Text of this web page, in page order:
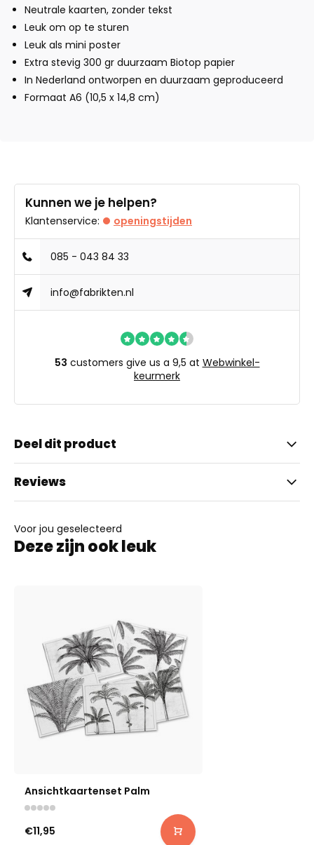
Neutrale kaarten, zonder tekst
Leuk om op te sturen
Leuk als mini poster
Extra stevig 300 gr duurzaam Biotop papier
In Nederland ontworpen en duurzaam geproduceerd
Formaat A6 (10,5 x 14,8 cm)
Kunnen we je helpen?
Klantenservice: openingstijden
085 - 043 84 33
info@fabrikten.nl
53 customers give us a 9,5 at Webwinkel-
keurmerk
Deel dit product
Reviews
Voor jou geselecteerd
Deze zijn ook leuk
Ansichtkaartenset Palm
€11,95